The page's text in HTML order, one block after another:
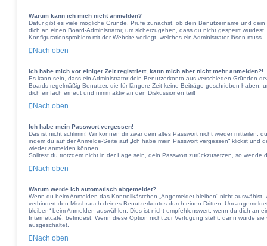
Warum kann ich mich nicht anmelden?
Dafür gibt es viele mögliche Gründe. Prüfe zunächst, ob dein Benutzername und
dich an einen Board-Administrator, um sicherzugehen, dass du nicht gesperrt
Konfigurationsproblem mit der Website vorliegt, welches ein Administrator lösen muss.
Nach oben
Ich habe mich vor einiger Zeit registriert, kann mich aber nicht mehr anmelden?!
Es kann sein, dass ein Administrator dein Benutzerkonto aus verschieden Gründen
Boards regelmäßig Benutzer, die für längere Zeit keine Beiträge geschrieben haben,
dich einfach erneut und nimm aktiv an den Diskussionen teil!
Nach oben
Ich habe mein Passwort vergessen!
Das ist nicht schlimm! Wir können dir zwar dein altes Passwort nicht wieder mitteilen,
indem du auf der Anmelde-Seite auf „Ich habe mein Passwort vergessen“ klickst und
wieder anmelden können.
Solltest du trotzdem nicht in der Lage sein, dein Passwort zurückzusetzen, so wende
Nach oben
Warum werde ich automatisch abgemeldet?
Wenn du beim Anmelden das Kontrollkästchen „Angemeldet bleiben“ nicht
verhindert den Missbrauch deines Benutzerkontos durch einen Dritten. Um
bleiben“ beim Anmelden auswählen. Dies ist nicht empfehlenswert, wenn du dich an
Internetcafé, befindest. Wenn diese Option nicht zur Verfügung steht, dann wurde sie
ausgeschaltet.
Nach oben